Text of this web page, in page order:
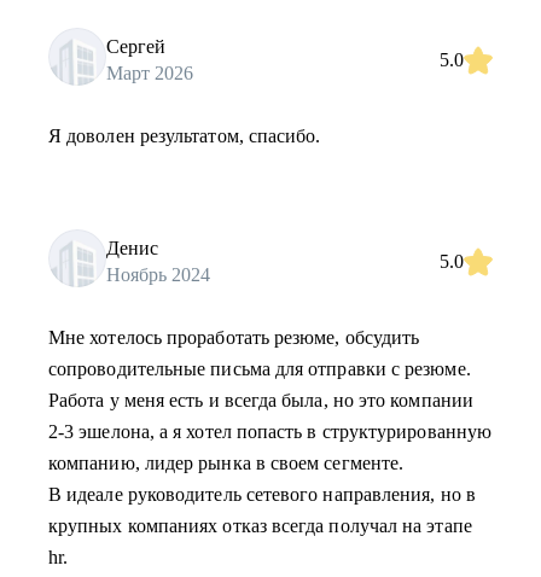
Сергей
Март 2026
5.0
Я доволен результатом, спасибо.
Денис
Ноябрь 2024
5.0
Мне хотелось проработать резюме, обсудить
сопроводительные письма для отправки с резюме.
Работа у меня есть и всегда была, но это компании
2-3 эшелона, а я хотел попасть в структурированную
компанию, лидер рынка в своем сегменте.
В идеале руководитель сетевого направления, но в
крупных компаниях отказ всегда получал на этапе
hr.